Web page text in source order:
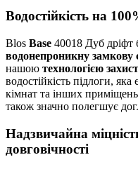
Водостійкість на
Blos Base 40018 Дуб
водонепроникну замкову
нашою технологією
водостійкість підлоги,
кімнат та інших
також значно полегшує
Надзвичайна
довговічності